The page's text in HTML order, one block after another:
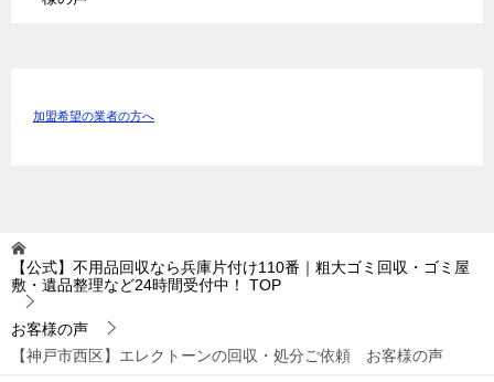
加盟希望の業者の方へ
【公式】不用品回収なら兵庫片付け110番｜粗大ゴミ回収・ゴミ屋
敷・遺品整理など24時間受付中！
TOP
お客様の声
【神戸市西区】エレクトーンの回収・処分ご依頼 お客様の声